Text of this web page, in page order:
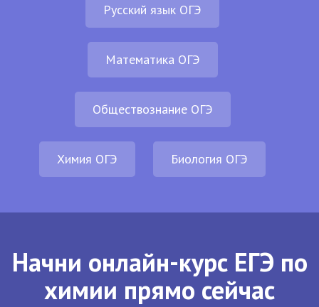
Русский язык ОГЭ
Математика ОГЭ
Обществознание ОГЭ
Химия ОГЭ Биология ОГЭ
Начни онлайн-курс ЕГЭ по
химии прямо сейчас